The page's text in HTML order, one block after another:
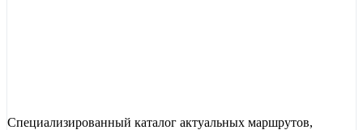
Специализированный каталог актуальных маршрутов,